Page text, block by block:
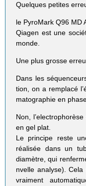
Quelques petites
le Pyro­Mark Q96 MD
Qiagen est une
monde.
Une plus grosse
Dans les
tion, on a rem­placé
ma­to­gra­phie en
Non,
en gel plat.
Le principe reste
réalisée dans un
diamètre, qui
nvelle analyse).
vraiment